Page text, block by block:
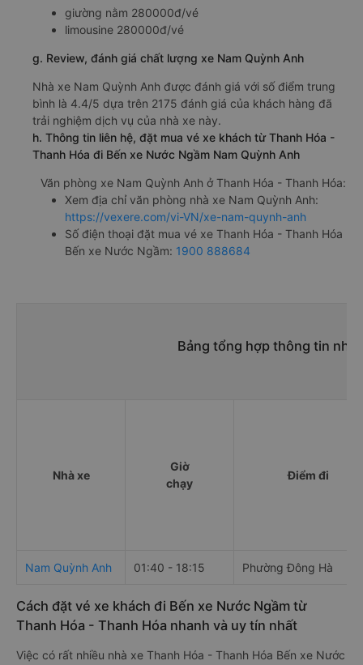
giường nằm 280000đ/vé
limousine 280000đ/vé
g. Review, đánh giá chất lượng xe Nam Quỳnh Anh
Nhà xe Nam Quỳnh Anh được đánh giá với số điểm trung
bình là 4.4/5 dựa trên 2175 đánh giá của khách hàng đã
trải nghiệm dịch vụ của nhà xe này.
h. Thông tin liên hệ, đặt mua vé xe khách từ Thanh Hóa -
Thanh Hóa đi Bến xe Nước Ngầm Nam Quỳnh Anh
Văn phòng xe Nam Quỳnh Anh ở Thanh Hóa - Thanh Hóa:
Xem địa chỉ văn phòng nhà xe Nam Quỳnh Anh:
https://vexere.com/vi-VN/xe-nam-quynh-anh
Số điện thoại đặt mua vé xe Thanh Hóa - Thanh Hóa
Bến xe Nước Ngầm: 1900 888684
Bảng tổng hợp thông tin nhà
Nhà xe
Giờ
chạy
Điểm đi
Nam Quỳnh Anh 01:40 - 18:15 Phường Đông Hà
Cách đặt vé xe khách đi Bến xe Nước Ngầm từ
Thanh Hóa - Thanh Hóa nhanh và uy tín nhất
Việc có rất nhiều nhà xe Thanh Hóa - Thanh Hóa Bến xe Nước